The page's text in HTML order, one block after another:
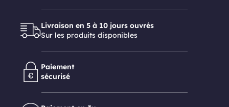
Livraison en 5 à 10 jours ouvrés
Sur les produits disponibles
Paiement
sécurisé